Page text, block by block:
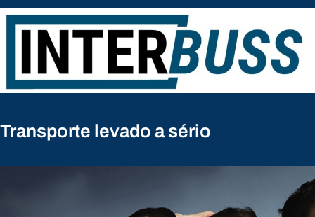
Pular
para
conteúdo
Transporte levado a sério